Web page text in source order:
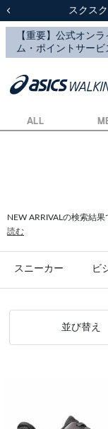
スクス
スクス
ALL
NEW ARRIVALの検索結
読む
スニーカー ビ
並び替え